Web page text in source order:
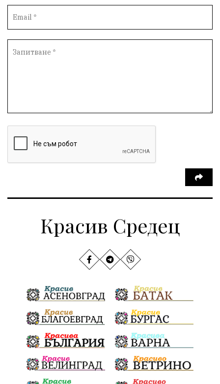
Красив Средец